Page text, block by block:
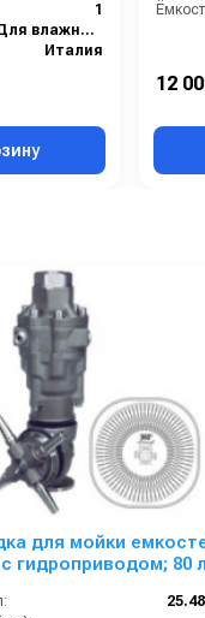
1
Для влажной и сухой уборки
Италия
12
для мойки
с гидроприводом; 80